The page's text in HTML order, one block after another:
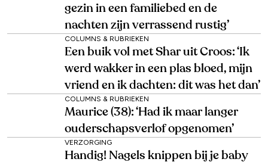
gezin in een familiebed en de
nachten zijn verrassend rustig’
COLUMNS & RUBRIEKEN
Een buik vol met Shar uit Croos: ‘Ik
werd wakker in een plas bloed, mijn
vriend en ik dachten: dit was het dan’
COLUMNS & RUBRIEKEN
Maurice (38): ‘Had ik maar langer
ouderschapsverlof opgenomen’
VERZORGING
Handig! Nagels knippen bij je baby